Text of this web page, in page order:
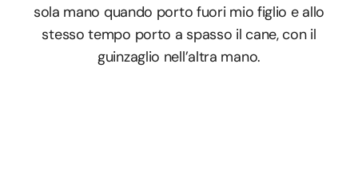
sola mano quando porto fuori mio figlio e allo
stesso tempo porto a spasso il cane, con il
guinzaglio nell’altra mano.